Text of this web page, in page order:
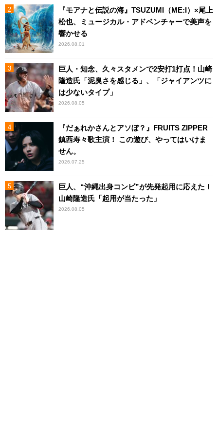
『モアナと伝説の海』TSUZUMI（ME:I）×尾上
松也、ミュージカル・アドベンチャーで美声を
響かせる
2026.08.01
巨人・知念、久々スタメンで2安打1打点！山崎
隆造氏「泥臭さを感じる」、「ジャイアンツに
は少ないタイプ」
2026.08.05
『だぁれかさんとアソぼ？』FRUITS ZIPPER
鎮西寿々歌主演！ この遊び、やってはいけま
せん。
2026.07.25
巨人、“沖縄出身コンビ”が先発起用に応えた！
山崎隆造氏「起用が当たった」
2026.08.05